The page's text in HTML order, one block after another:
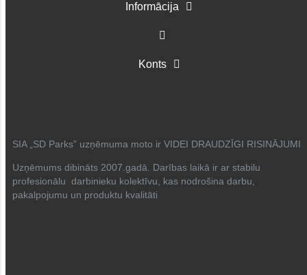
Informācija
Konts
SIA „SD Parks” uzņēmuma moto ir VIDEI DRAUDZĪGI RISINĀJUMI
Uzņēmums dibināts 2007.gadā. Darības laikā ir ar stabilu
profesionālu darbinieku kolektīvu, kas nodrošina darbu,
pakalpojumu un produktu kvalitāti